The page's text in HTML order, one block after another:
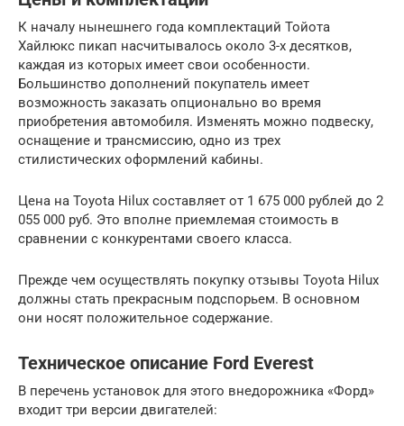
К началу нынешнего года комплектаций Тойота
Хайлюкс пикап насчитывалось около 3-х десятков,
каждая из которых имеет свои особенности.
Большинство дополнений покупатель имеет
возможность заказать опционально во время
приобретения автомобиля. Изменять можно подвеску,
оснащение и трансмиссию, одно из трех
стилистических оформлений кабины.
Цена на Toyota Hilux составляет от 1 675 000 рублей до 2
055 000 руб. Это вполне приемлемая стоимость в
сравнении с конкурентами своего класса.
Прежде чем осуществлять покупку отзывы Toyota Hilux
должны стать прекрасным подспорьем. В основном
они носят положительное содержание.
Техническое описание Ford Everest
В перечень установок для этого внедорожника «Форд»
входит три версии двигателей: